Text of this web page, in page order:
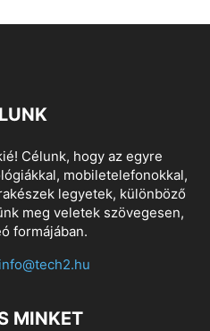
Célunk, hogy az egyre
mobiletelefonokkal,
legyetek, különböző
meg veletek szövegesen,
formájában.
info@tech2.hu
MINKET